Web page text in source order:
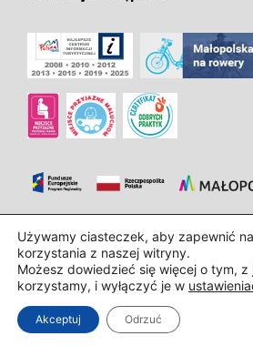
Zaprojektowanie i wdrożenie:
Używamy ciasteczek, aby zapewnić
korzystania z naszej witryny.
Możesz dowiedzieć się więcej o tym,
korzystamy, i wyłączyć je w
Akceptuj Odrzuć